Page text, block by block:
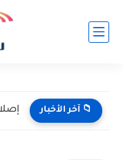
📁 آخر الأخبار